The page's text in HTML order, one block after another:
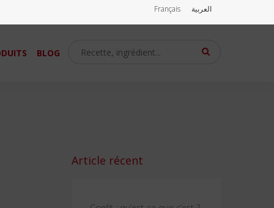
Français العربية
BLOG
Article récent